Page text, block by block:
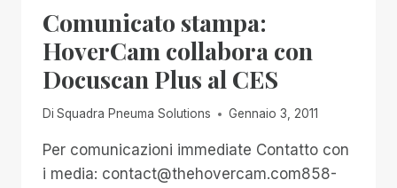
Comunicato stampa:
HoverCam collabora con
Docuscan Plus al CES
Di Squadra Pneuma Solutions Gennaio 3, 2011
Per comunicazioni immediate Contatto con
i media: contact@thehovercam.com858-